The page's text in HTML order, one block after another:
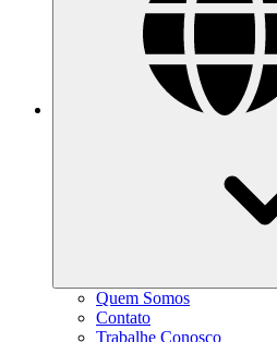
Quem Somos
Contato
Trabalhe Conosco